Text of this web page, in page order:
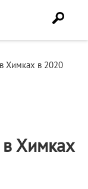
Химках в 2020
в Химках